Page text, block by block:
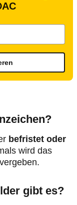
befristet oder
wird das
gibt es?